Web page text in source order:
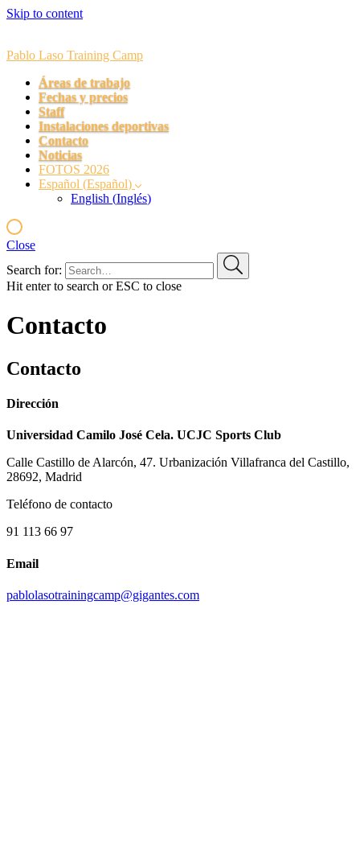
Skip to content
Pablo Laso Training Camp
Áreas de trabajo
Fechas y precios
Staff
Instalaciones deportivas
Contacto
Noticias
FOTOS 2026
Español (Español)
English (Inglés)
Close
Search for:
Hit enter to search or ESC to close
Contacto
Contacto
Dirección
Universidad Camilo José Cela. UCJC Sports Club
Calle Castillo de Alarcón, 47. Urbanización Villafranca del Castillo,
28692, Madrid
Teléfono de contacto
91 113 66 97
Email
pablolasotrainingcamp@gigantes.com